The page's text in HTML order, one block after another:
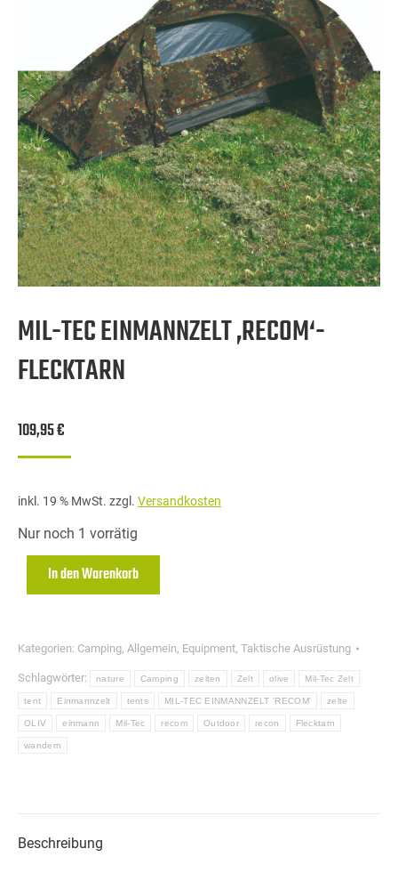
MIL-TEC EINMANNZELT ‚RECOM‘-
FLECKTARN
109,95€
inkl. 19 % MwSt. zzgl. Versandkosten
Nur noch 1 vorrätig
In den Warenkorb
Kategorien: Camping, Allgemein, Equipment, Taktische Ausrüstung
Schlagwörter: nature Camping zelten Zelt olive Mil-Tec Zelt
tent Einmannzelt tents MIL-TEC EINMANNZELT 'RECOM' zelte
OLIV einmann Mil-Tec recom Outdoor recon Flecktarn
wandern
Beschreibung